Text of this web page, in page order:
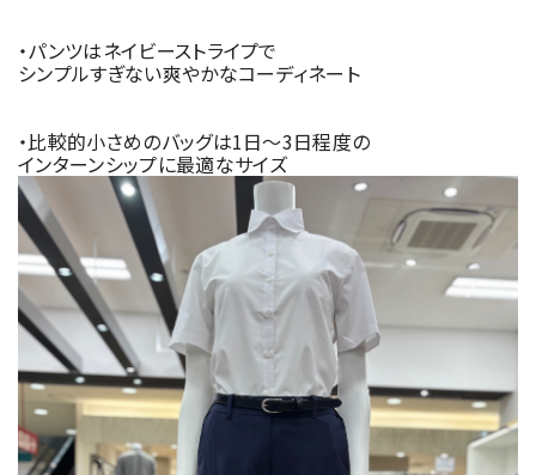
・パンツはネイビーストライプで
シンプルすぎない爽やかなコーディネート
・比較的小さめのバッグは1日〜3日程度の
インターンシップに最適なサイズ